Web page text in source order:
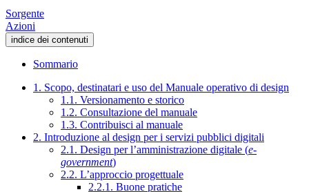
Sorgente
Azioni
indice dei contenuti
Sommario
1. Scopo, destinatari e uso del Manuale operativo di design
1.1. Versionamento e storico
1.2. Consultazione del manuale
1.3. Contribuisci al manuale
2. Introduzione al design per i servizi pubblici digitali
2.1. Design per l’amministrazione digitale (e-
government)
2.2. L’approccio progettuale
2.2.1. Buone pratiche